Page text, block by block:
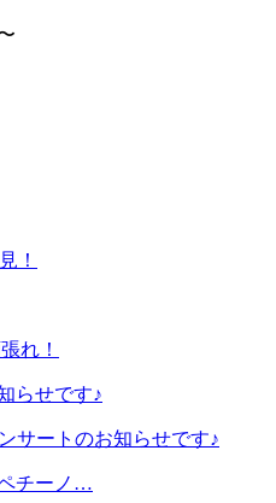
！
れ！
サートのお知らせです♪